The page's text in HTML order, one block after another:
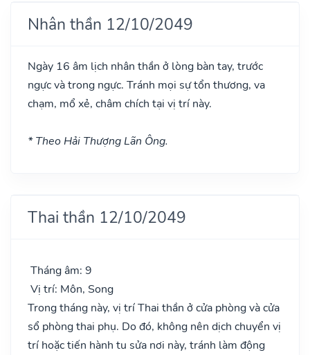
Nhân thần 12/10/2049
Ngày 16 âm lịch nhân thần ở lòng bàn tay, trước
ngực và trong ngực. Tránh mọi sự tổn thương, va
chạm, mổ xẻ, châm chích tại vị trí này.
* Theo Hải Thượng Lãn Ông.
Thai thần 12/10/2049
Tháng âm: 9
Vị trí: Môn, Song
Trong tháng này, vị trí Thai thần ở cửa phòng và cửa
sổ phòng thai phụ. Do đó, không nên dịch chuyển vị
trí hoặc tiến hành tu sửa nơi này, tránh làm động